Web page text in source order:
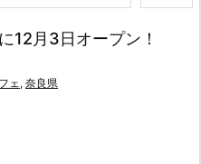
月3日オープン！
ェ, 奈良県